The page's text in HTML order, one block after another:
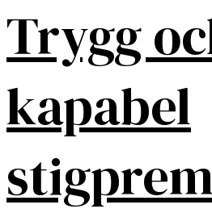
Trygg
kapabel